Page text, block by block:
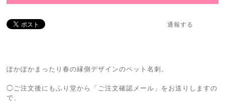
通報する
ぽかぽかまったり春の縁側デザインのペット名刺。
◯ご注文後にもふり堂から「ご注文確認メール」をお送りしますの
で、